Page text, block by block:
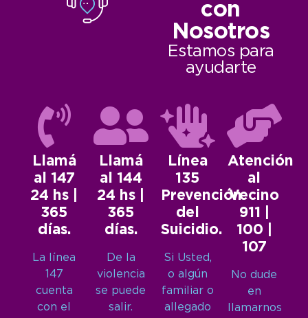
con
Nosotros
Estamos para
ayudarte
Llamá
al 147
24 hs |
365
días.
La línea
147
cuenta
con el
Llamá
al 144
24 hs |
365
días.
De la
violencia
se puede
salir.
Línea
135
Prevención
del
Suicidio.
Si Usted,
o algún
familiar o
allegado
Atención
al
Vecino
911 |
100 |
107
No dude
en
llamarnos